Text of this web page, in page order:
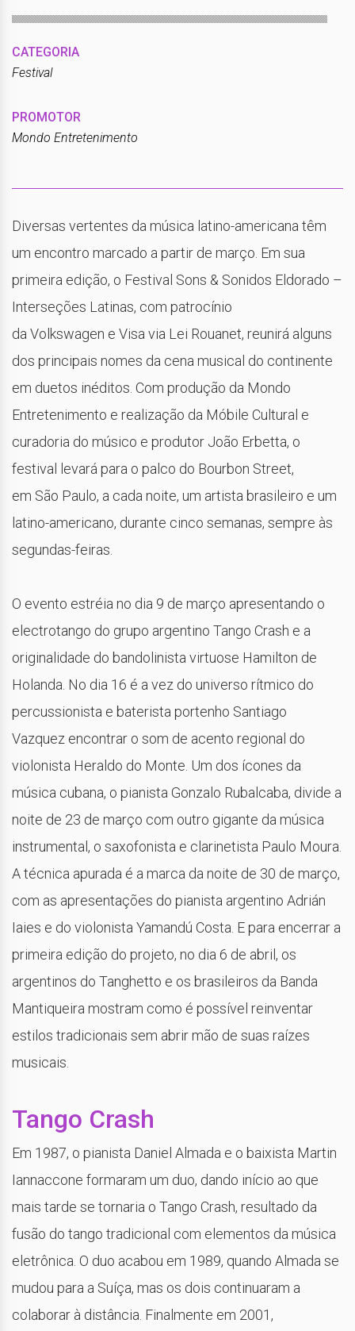
CATEGORIA
Festival
PROMOTOR
Mondo Entretenimento
Diversas vertentes da música latino-americana têm
um encontro marcado a partir de março. Em sua
primeira edição, o Festival Sons & Sonidos Eldorado –
Interseções Latinas, com patrocínio
da Volkswagen e Visa via Lei Rouanet, reunirá alguns
dos principais nomes da cena musical do continente
em duetos inéditos. Com produção da Mondo
Entretenimento e realização da Móbile Cultural e
curadoria do músico e produtor João Erbetta, o
festival levará para o palco do Bourbon Street,
em São Paulo, a cada noite, um artista brasileiro e um
latino-americano, durante cinco semanas, sempre às
segundas-feiras.
O evento estréia no dia 9 de março apresentando o
electrotango do grupo argentino Tango Crash e a
originalidade do bandolinista virtuose Hamilton de
Holanda. No dia 16 é a vez do universo rítmico do
percussionista e baterista portenho Santiago
Vazquez encontrar o som de acento regional do
violonista Heraldo do Monte. Um dos ícones da
música cubana, o pianista Gonzalo Rubalcaba, divide a
noite de 23 de março com outro gigante da música
instrumental, o saxofonista e clarinetista Paulo Moura.
A técnica apurada é a marca da noite de 30 de março,
com as apresentações do pianista argentino Adrián
Iaies e do violonista Yamandú Costa. E para encerrar a
primeira edição do projeto, no dia 6 de abril, os
argentinos do Tanghetto e os brasileiros da Banda
Mantiqueira mostram como é possível reinventar
estilos tradicionais sem abrir mão de suas raízes
musicais.
Tango Crash
Em 1987, o pianista Daniel Almada e o baixista Martin
Iannaccone formaram um duo, dando início ao que
mais tarde se tornaria o Tango Crash, resultado da
fusão do tango tradicional com elementos da música
eletrônica. O duo acabou em 1989, quando Almada se
mudou para a Suíça, mas os dois continuaram a
colaborar à distância. Finalmente em 2001,